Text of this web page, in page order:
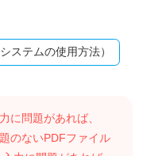
ステムの使用方法）
に問題があれば、
のないPDFファイル